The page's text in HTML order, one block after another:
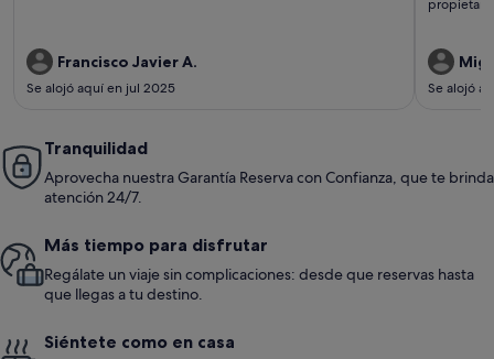
Francisco Javier A.
Se alojó aquí en jul 2025 Se alojó
Tranquilidad
Aprovecha nuestra Garantía Reserva con Confianza, que te brinda
atención 24/7.
Más tiempo para disfrutar
Regálate un viaje sin complicaciones: desde que reservas hasta
que llegas a tu destino.
Siéntete como en casa